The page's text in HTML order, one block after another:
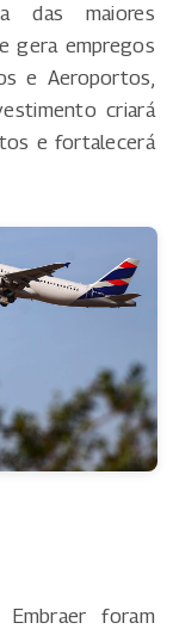
das maiores
gera empregos
e Aeroportos,
criará
e fortalecerá
foram